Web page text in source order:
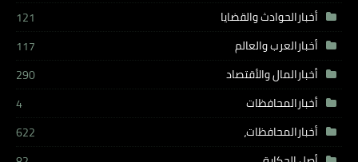
أخبارالحوادث والقضايا
121
أخبارالعرب والعالم
117
أخبارالمال والأقتصاد
290
أخبارالمحافظات
4
أخبارالمحافظات،
622